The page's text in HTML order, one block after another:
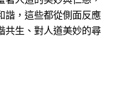
諧，這些都從側面反應
共生、對人道美妙的尋